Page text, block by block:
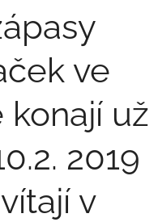
ve
konají už
2019
v